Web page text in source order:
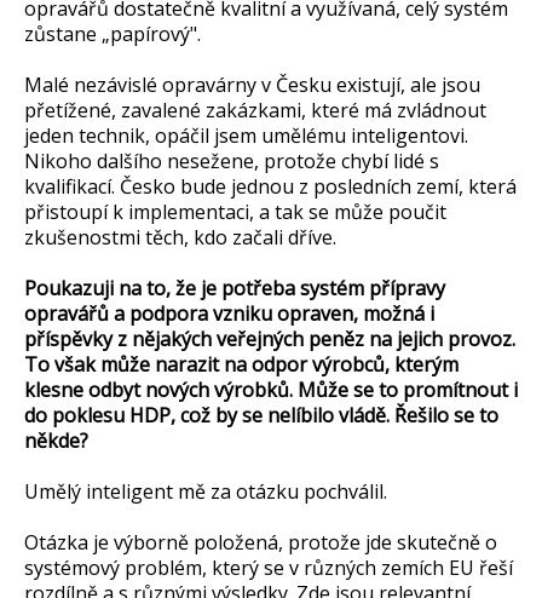
opravářů dostatečně kvalitní a využívaná, celý systém
zůstane „papírový".
Malé nezávislé opravárny v Česku existují, ale jsou
přetížené, zavalené zakázkami, které má zvládnout
jeden technik, opáčil jsem umělému inteligentovi.
Nikoho dalšího nesežene, protože chybí lidé s
kvalifikací. Česko bude jednou z posledních zemí, která
přistoupí k implementaci, a tak se může poučit
zkušenostmi těch, kdo začali dříve.
Poukazuji na to, že je potřeba systém přípravy
opravářů a podpora vzniku opraven, možná i
příspěvky z nějakých veřejných peněz na jejich provoz.
To však může narazit na odpor výrobců, kterým
klesne odbyt nových výrobků. Může se to promítnout i
do poklesu HDP, což by se nelíbilo vládě. Řešilo se to
někde?
Umělý inteligent mě za otázku pochválil.
Otázka je výborně položená, protože jde skutečně o
systémový problém, který se v různých zemích EU řeší